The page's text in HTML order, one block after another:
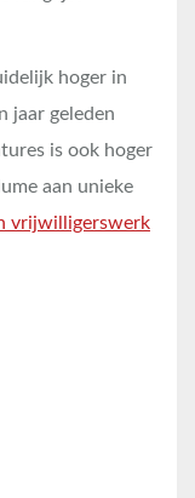
hoger in
jaar geleden
is ook hoger
aan unieke
vrijwilligerswerk